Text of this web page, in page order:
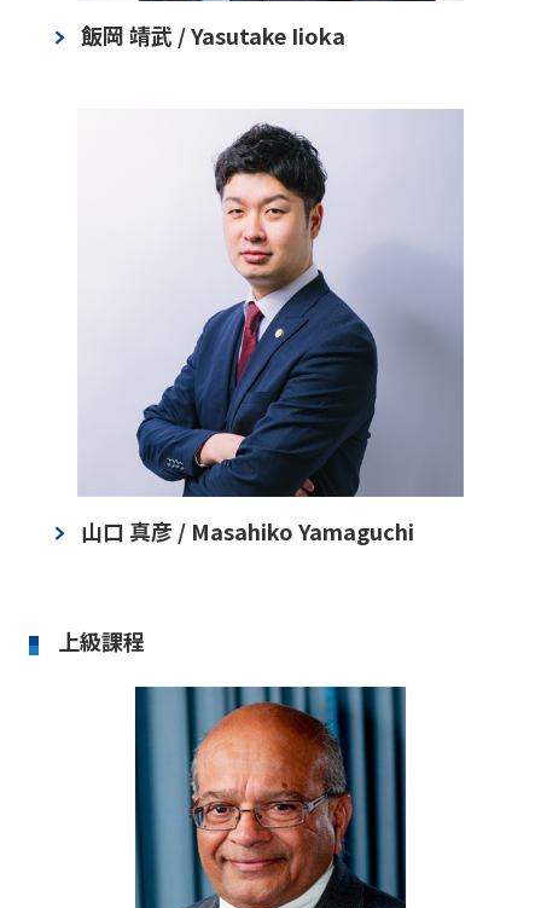
飯岡 靖武 / Yasutake Iioka
山口 真彦 / Masahiko Yamaguchi
上級課程